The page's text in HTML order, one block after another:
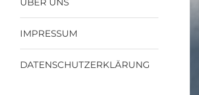
IMPRESSUM
DATENSCHUTZERKLÄRUNG